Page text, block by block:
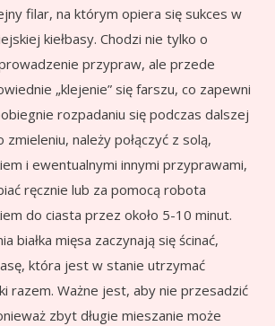
filar, na którym opiera się sukces w
kiełbasy. Chodzi nie tylko o
przypraw, ale przede
„klejenie” się farszu, co zapewni
rozpadaniu się podczas dalszej
należy połączyć z solą,
i ewentualnymi innymi przyprawami,
ręcznie lub za pomocą robota
do ciasta przez około 5-10 minut.
białka mięsa zaczynają się ścinać,
która jest w stanie utrzymać
razem. Ważne jest, aby nie przesadzić
zbyt długie mieszanie może